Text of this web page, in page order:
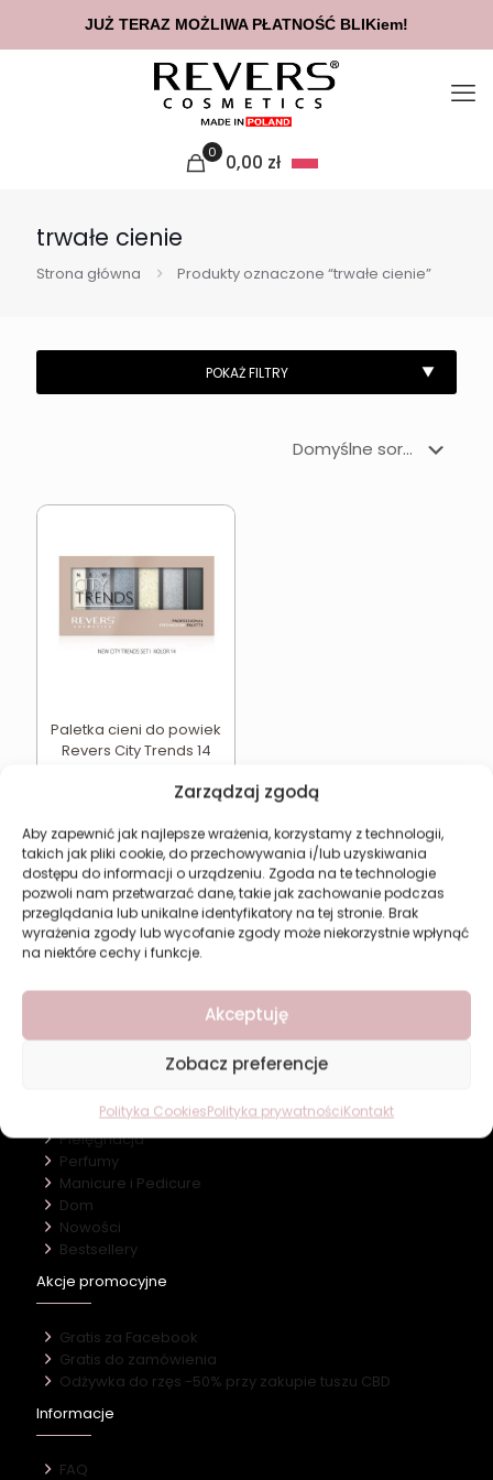
Zarządzaj zgodą
Aby zapewnić jak najlepsze wrażenia, korzystamy z technologii,
takich jak pliki cookie, do przechowywania i/lub uzyskiwania
dostępu do informacji o urządzeniu. Zgoda na te technologie
pozwoli nam przetwarzać dane, takie jak zachowanie podczas
przeglądania lub unikalne identyfikatory na tej stronie. Brak
wyrażenia zgody lub wycofanie zgody może niekorzystnie wpłynąć
na niektóre cechy i funkcje.
Akceptuję
Zobacz preferencje
Polityka CookiesPolityka prywatnościKontakt
0 0,00 zł
trwałe cienie
Strona główna Produkty oznaczone “trwałe cienie”
Paletka cieni do powiek
Revers City Trends 14
Revers Cosmetics
Makijaż
Pielęgnacja
Perfumy
Manicure i Pedicure
Dom
Nowości
Bestsellery
Akcje promocyjne
Gratis za Facebook
Gratis do zamówienia
Odżywka do rzęs -50% przy zakupie tuszu CBD
Informacje
FAQ
JUŻ TERAZ MOŻLIWA PŁATNOŚĆ BLIKiem!